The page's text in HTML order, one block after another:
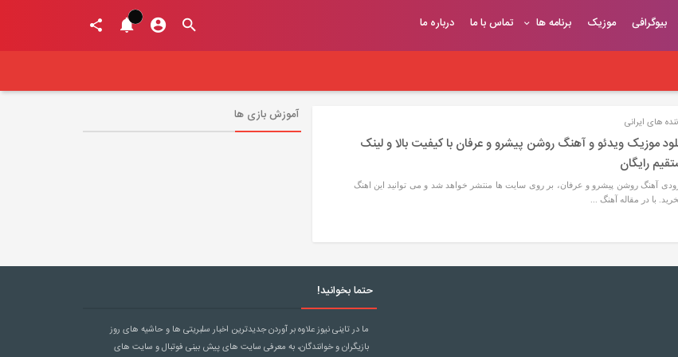
بیوگرافی موزیک برنامه ها تماس با ما درباره ما
های ایرانی
موزیک ویدئو و آهنگ روشن پیشرو و عرفان با کیفیت بالا و لینک
رایگان
آهنگ روشن پیشرو و عرفان، بر روی سایت ها منتشر خواهد شد و می توانید این اهنگ
با در مقاله آهنگ ...
آموزش بازی ها
حتما بخوانید!
ما در تاینی نیوز علاوه بر آوردن جدیدترین اخبار سلبریتی ها و حاشیه های روز
بازیگران و خوانندگان، به معرفی سایت های پیش بینی فوتبال و سایت های